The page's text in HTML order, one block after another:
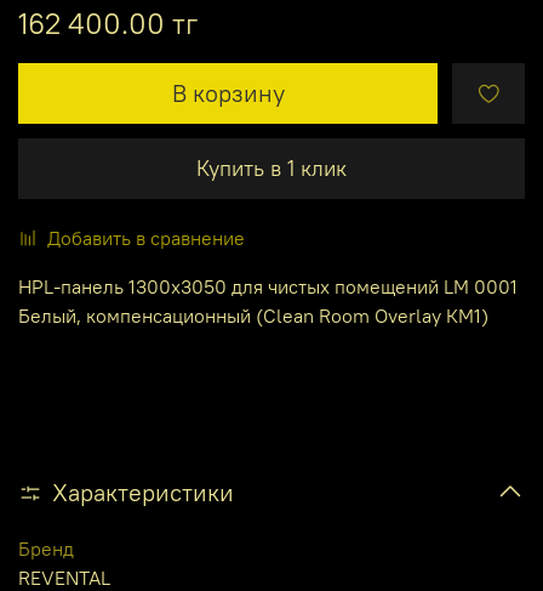
162 400.00 тг
В корзину
Купить в 1 клик
Добавить в сравнение
HPL-панель 1300х3050 для чистых помещений LM 0001
Белый, компенсационный (Clean Room Overlay КМ1)
Характеристики
Бренд
REVENTAL